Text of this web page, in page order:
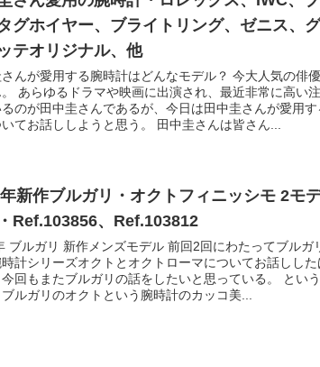
グホイヤー、ブライトリング、ゼニス、
テオリジナル、他
さんが愛用する腕時計はどんなモデル？ 今大人気の俳
あらゆるドラマや映画に出演され、最近非常に高い
のが田中圭さんであるが、今日は田中圭さんが愛用
てお話ししようと思う。 田中圭さんは皆さん...
新作ブルガリ・オクトフィニッシモ 2モ
Ref.103856、Ref.103812
ブルガリ 新作メンズモデル 前回2回にわたってブルガ
時計シリーズオクトとオクトローマについてお話しした
回もまたブルガリの話をしたいと思っている。 とい
ルガリのオクトという腕時計のカッコ美...